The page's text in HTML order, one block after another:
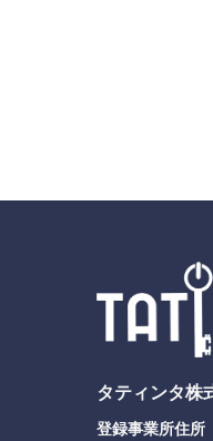
タティンタ株
登録事業所住所